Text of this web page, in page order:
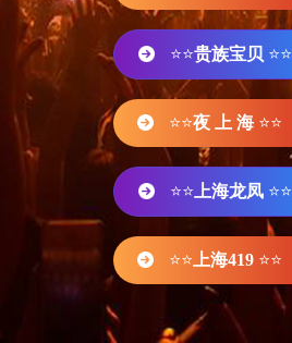
⭐⭐贵族宝贝 ⭐⭐
⭐⭐夜 上 海 ⭐⭐
⭐⭐ 上海龙凤 ⭐⭐
⭐⭐ 上海419 ⭐⭐